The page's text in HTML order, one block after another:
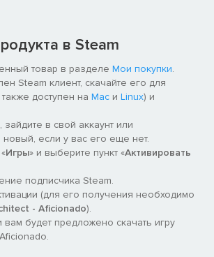
в Steam
товар в разделе Мои покупки.
Steam клиент, скачайте его для
также доступен на Mac и Linux) и
зайдите в свой аккаунт или
новый, если у вас его еще нет.
Игры» и выберите пункт «Активировать
подписчика Steam.
(для его получения необходимо
- Aficionado).
вам будет предложено скачать игру